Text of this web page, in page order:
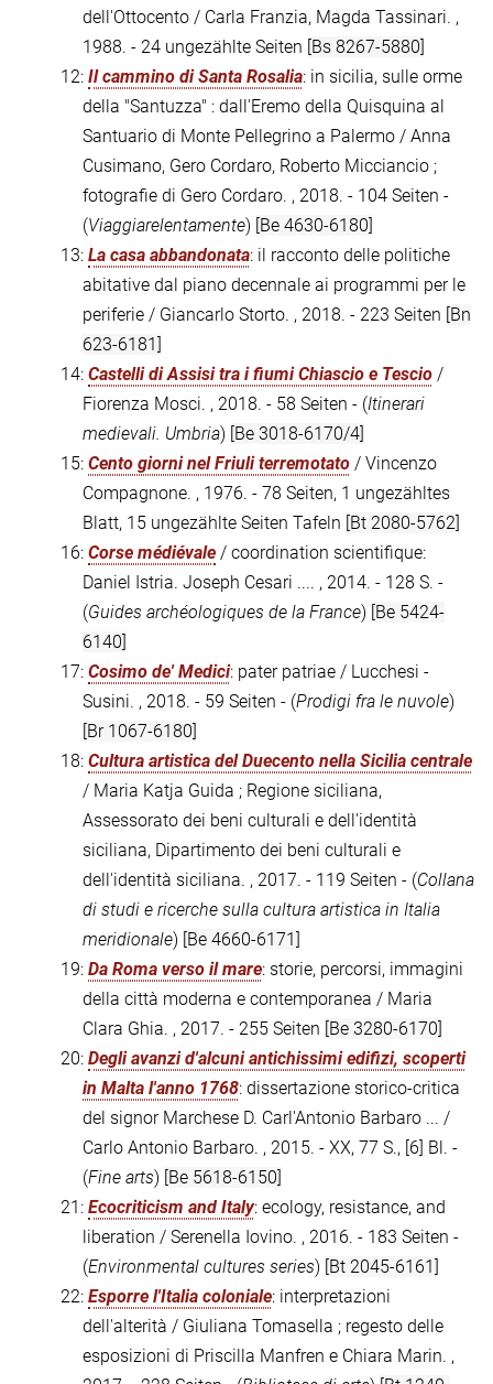
dell'Ottocento / Carla Franzia, Magda Tassinari. ,
1988. - 24 ungezählte Seiten [Bs 8267-5880]
12: Il cammino di Santa Rosalia: in sicilia, sulle orme
della "Santuzza" : dall'Eremo della Quisquina al
Santuario di Monte Pellegrino a Palermo / Anna
Cusimano, Gero Cordaro, Roberto Micciancio ;
fotografie di Gero Cordaro. , 2018. - 104 Seiten -
(Viaggiarelentamente) [Be 4630-6180]
13: La casa abbandonata: il racconto delle politiche
abitative dal piano decennale ai programmi per le
periferie / Giancarlo Storto. , 2018. - 223 Seiten [Bn
623-6181]
14: Castelli di Assisi tra i fiumi Chiascio e Tescio /
Fiorenza Mosci. , 2018. - 58 Seiten - (Itinerari
medievali. Umbria) [Be 3018-6170/4]
15: Cento giorni nel Friuli terremotato / Vincenzo
Compagnone. , 1976. - 78 Seiten, 1 ungezähltes
Blatt, 15 ungezählte Seiten Tafeln [Bt 2080-5762]
16: Corse médiévale / coordination scientifique:
Daniel Istria. Joseph Cesari .... , 2014. - 128 S. -
(Guides archéologiques de la France) [Be 5424-
6140]
17: Cosimo de' Medici: pater patriae / Lucchesi -
Susini. , 2018. - 59 Seiten - (Prodigi fra le nuvole)
[Br 1067-6180]
18: Cultura artistica del Duecento nella Sicilia centrale
/ Maria Katja Guida ; Regione siciliana,
Assessorato dei beni culturali e dell'identità
siciliana, Dipartimento dei beni culturali e
dell'identità siciliana. , 2017. - 119 Seiten - (Collana
di studi e ricerche sulla cultura artistica in Italia
meridionale) [Be 4660-6171]
19: Da Roma verso il mare: storie, percorsi, immagini
della città moderna e contemporanea / Maria
Clara Ghia. , 2017. - 255 Seiten [Be 3280-6170]
20: Degli avanzi d'alcuni antichissimi edifizi, scoperti
in Malta l'anno 1768: dissertazione storico-critica
del signor Marchese D. Carl'Antonio Barbaro ... /
Carlo Antonio Barbaro. , 2015. - XX, 77 S., [6] Bl. -
(Fine arts) [Be 5618-6150]
21: Ecocriticism and Italy: ecology, resistance, and
liberation / Serenella Iovino. , 2016. - 183 Seiten -
(Environmental cultures series) [Bt 2045-6161]
22: Esporre l'Italia coloniale: interpretazioni
dell'alterità / Giuliana Tomasella ; regesto delle
esposizioni di Priscilla Manfren e Chiara Marin. ,